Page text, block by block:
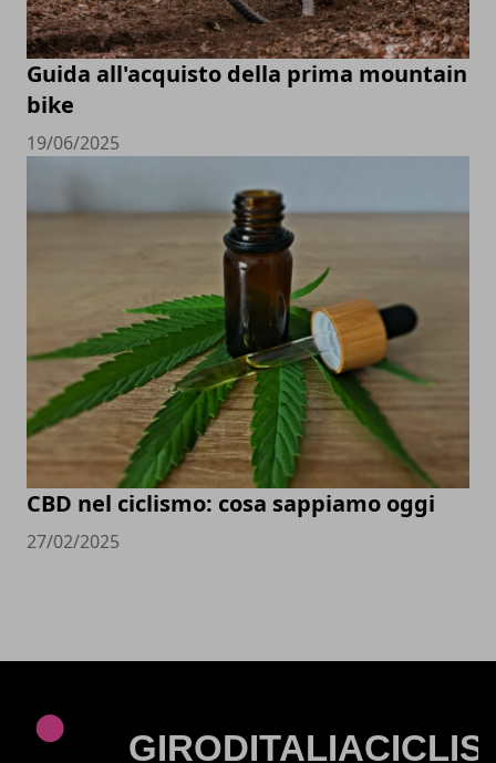
Guida all'acquisto della prima mountain
bike
19/06/2025
CBD nel ciclismo: cosa sappiamo oggi
27/02/2025